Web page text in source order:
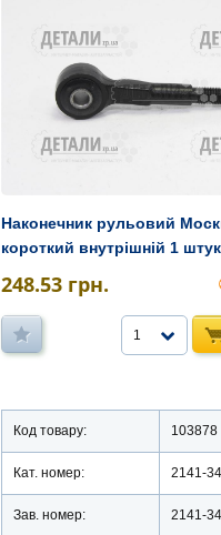
Наконечник рульовий
короткий внутрішній 1
248.53 грн.
1
Код товару: 103878
Кат. номер: 2141-
Зав. номер: 2141-